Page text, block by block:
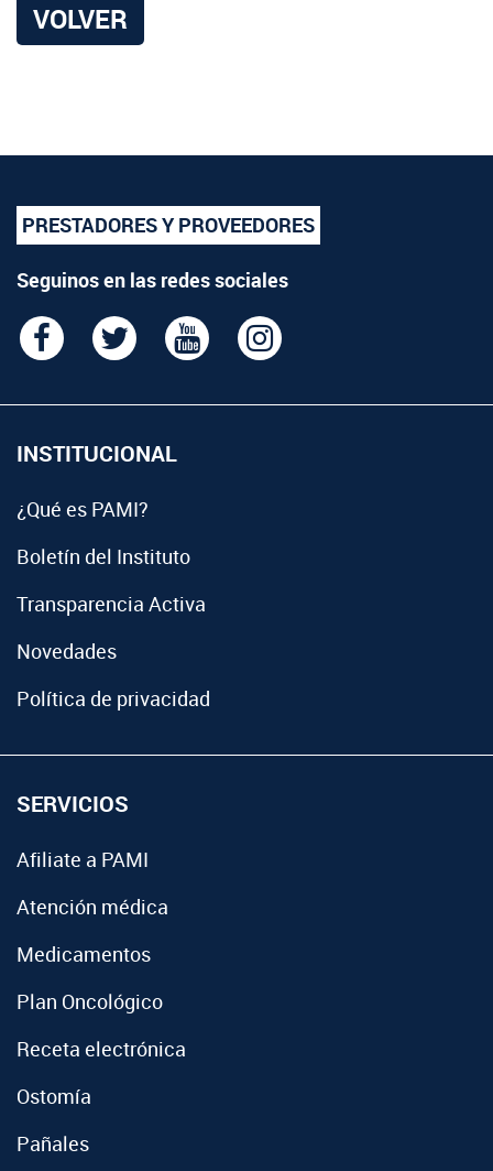
VOLVER
PRESTADORES Y PROVEEDORES
Seguinos en las redes sociales
INSTITUCIONAL
¿Qué es PAMI?
Boletín del Instituto
Transparencia Activa
Novedades
Política de privacidad
SERVICIOS
Afiliate a PAMI
Atención médica
Medicamentos
Plan Oncológico
Receta electrónica
Ostomía
Pañales